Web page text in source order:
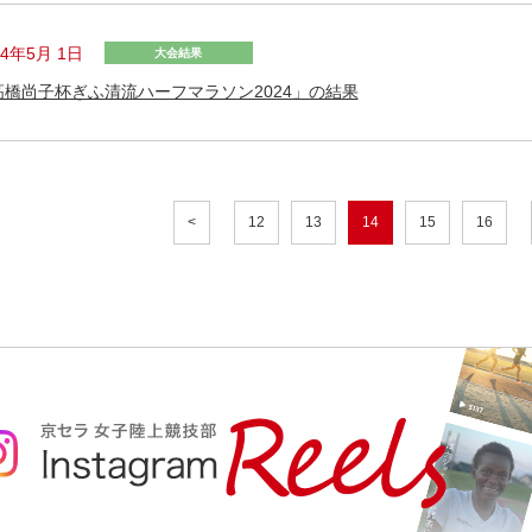
年5月 1日 大会結果
橋尚子杯ぎふ清流ハーフマラソン2024」の結果
< 12 13 14 15 16